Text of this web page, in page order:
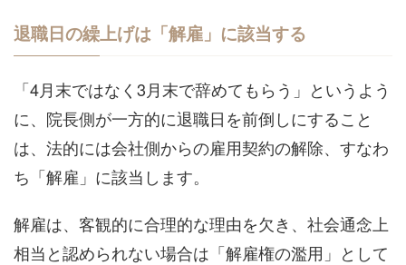
退職日の繰上げは「解雇」に該当する
「4月末ではなく3月末で辞めてもらう」というよう
に、院長側が一方的に退職日を前倒しにすること
は、法的には会社側からの雇用契約の解除、すなわ
ち「解雇」に該当します。
解雇は、客観的に合理的な理由を欠き、社会通念上
相当と認められない場合は「解雇権の濫用」として